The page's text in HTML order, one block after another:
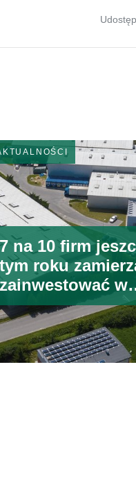
7 na 10 firm
tym roku
zainwestować w
logistykę